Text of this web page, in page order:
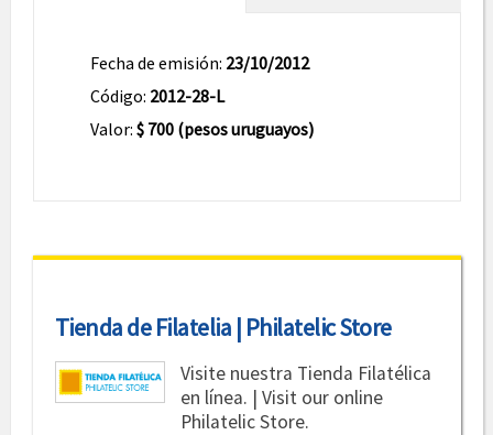
Fecha de emisión: 23/10/2012
Código: 2012-28-L
Valor: $ 700 (pesos uruguayos)
Tienda de Filatelia | Philatelic Store
Visite nuestra Tienda Filatélica
en línea. | Visit our online
Philatelic Store.